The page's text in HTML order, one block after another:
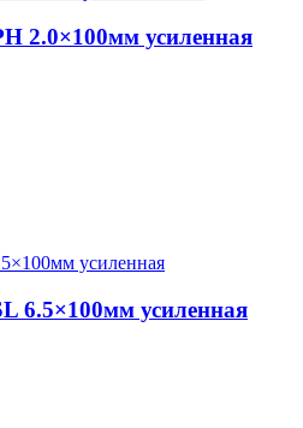
2.0×100мм усиленная
6.5×100мм усиленная